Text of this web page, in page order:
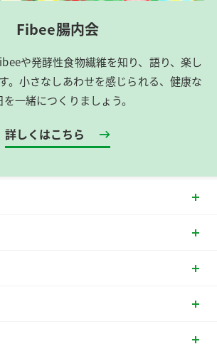
Fibee腸内会
や発酵性食物繊維を知り、語り、楽し
。​小さなしあわせを感じられる、健康な
を一緒につくりましょう。
詳しくはこちら